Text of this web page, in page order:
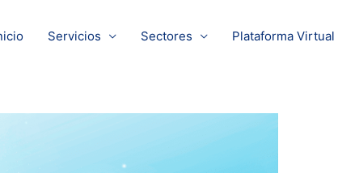
Servicios Sectores Plataforma Virtual